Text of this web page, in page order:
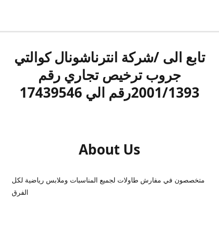
تابع الى /شركة انترناشونال كوالتي
جروب ترخيص تجاري رقم
2001/1393رقم الي 17439546
About Us
متخصصون في مفارش طاولات لجميع المناسبات وملابس رياضية لكل
الفرق